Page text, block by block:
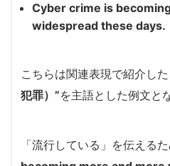
Cyber crime is
widespread these days.
こちらは関連表現で紹介した
犯罪）”を主語とした例文と
「流行している」を伝える